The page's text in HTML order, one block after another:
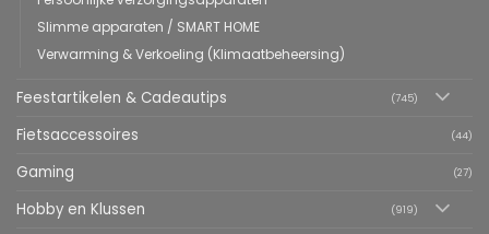
Slimme apparaten / SMART HOME
Verwarming & Verkoeling (Klimaatbeheersing)
Feestartikelen & Cadeautips (745)
Fietsaccessoires (44)
Gaming (27)
Hobby en Klussen (919)